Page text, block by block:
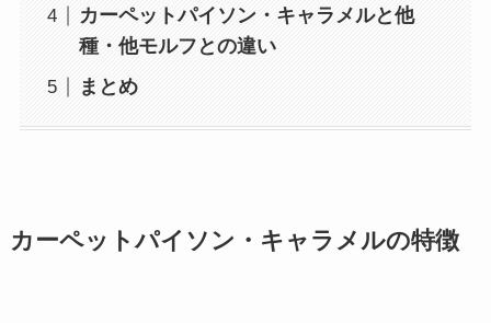
カーペットパイソン・キャラメルと他
種・他モルフとの違い
まとめ
カーペットパイソン・キャラメルの特徴